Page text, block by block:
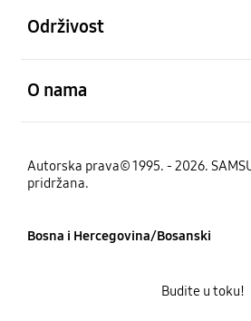
Održivost
O nama
Autorska prava© 1995. - 2026.
pridržana.
Bosna i Hercegovina/Bosanski
Budite u toku!